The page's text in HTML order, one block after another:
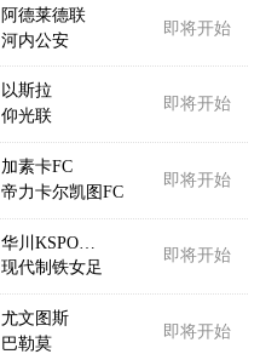
阿德莱德联
河内公安
即将开始
以斯拉
仰光联
即将开始
加素卡FC
帝力卡尔凯图FC
即将开始
华川KSPO女足
现代制铁女足
即将开始
尤文图斯
巴勒莫
即将开始